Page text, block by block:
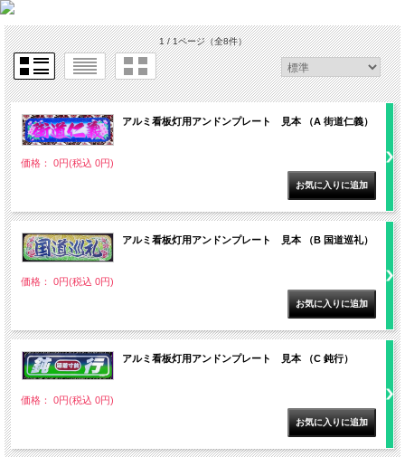
1 / 1ページ（全8件）
アルミ看板灯用アンドンプレート 見本 （A 街道仁義）
価格： 0円(税込 0円)
アルミ看板灯用アンドンプレート 見本 （B 国道巡礼）
価格： 0円(税込 0円)
アルミ看板灯用アンドンプレート 見本 （C 鈍行）
価格： 0円(税込 0円)